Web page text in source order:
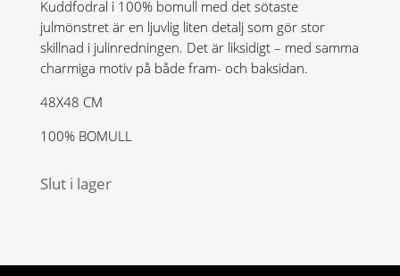
Kuddfodral i 100% bomull med det sötaste
julmönstret är en ljuvlig liten detalj som gör stor
skillnad i julinredningen. Det är liksidigt – med samma
charmiga motiv på både fram- och baksidan.
48X48 CM
100% BOMULL
Slut i lager